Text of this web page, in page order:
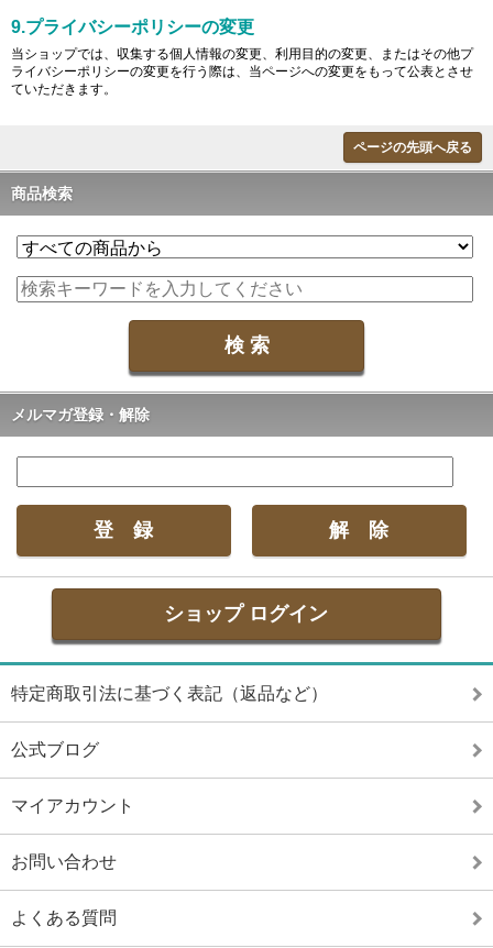
9.プライバシーポリシーの変更
当ショップでは、収集する個人情報の変更、利用目的の変更、またはその他プ
ライバシーポリシーの変更を行う際は、当ページへの変更をもって公表とさせ
ていただきます。
ページの先頭へ戻る
商品検索
メルマガ登録・解除
ショップ ログイン
特定商取引法に基づく表記（返品など）
公式ブログ
マイアカウント
お問い合わせ
よくある質問